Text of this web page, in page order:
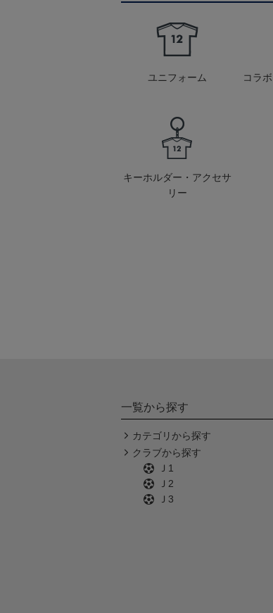
ユニフォーム
コラ
キーホルダー・アクセサ
リー
一覧から探す
カテゴリから探す
クラブから探す
Ｊ1
Ｊ2
Ｊ3